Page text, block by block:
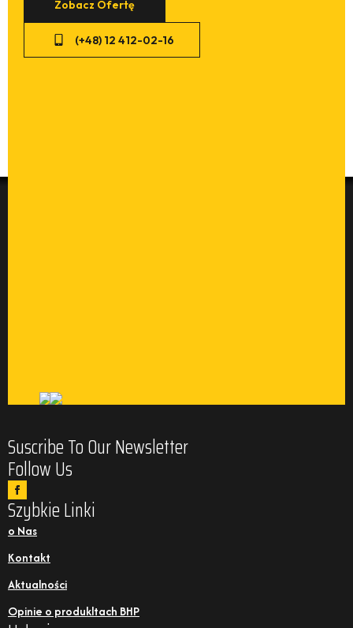
Zobacz Ofertę
(+48) 12 412-02-16
Suscribe To Our Newsletter
Follow Us
Szybkie Linki
o Nas
Kontakt
Aktualności
Opinie o produkltach BHP